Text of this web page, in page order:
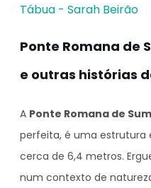
Tábua - Sarah Beirão
Ponte Romana de
e outras histórias
A Ponte Romana de
perfeita, é uma estrutura
cerca de 6,4 metros.
num contexto de